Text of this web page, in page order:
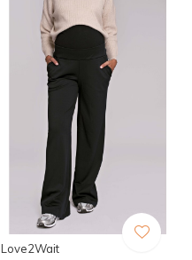
Love2Wait